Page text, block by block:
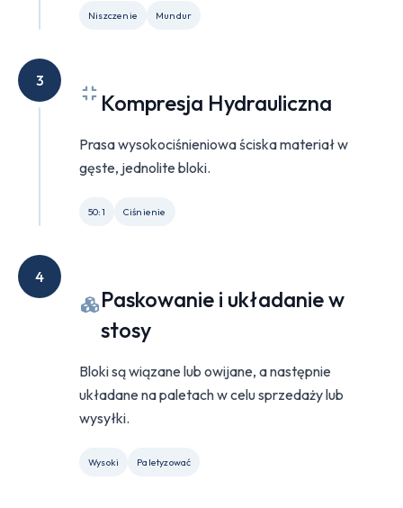
Niszczenie Mundur
3
Kompresja Hydrauliczna
Prasa wysokociśnieniowa ściska materiał w
gęste, jednolite bloki.
50:1 Ciśnienie
4
Paskowanie i układanie w
stosy
Bloki są wiązane lub owijane, a następnie
układane na paletach w celu sprzedaży lub
wysyłki.
Wysoki Paletyzować